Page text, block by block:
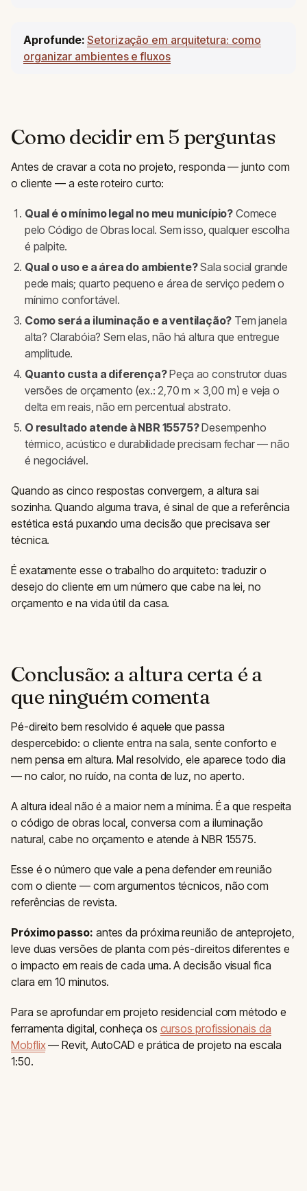
Aprofunde:Setorização em arquitetura: como
organizar ambientes e fluxos
Como decidir em 5 perguntas
Antes de cravar a cota no projeto, responda — junto com
o cliente — a este roteiro curto:
Qual é o mínimo legal no meu município? Comece
pelo Código de Obras local. Sem isso, qualquer escolha
é palpite.
Qual o uso e a área do ambiente?Sala social grande
pede mais; quarto pequeno e área de serviço pedem o
mínimo confortável.
Como será a iluminação e a ventilação? Tem janela
alta? Clarabóia? Sem elas, não há altura que entregue
amplitude.
Quanto custa a diferença?Peça ao construtor duas
versões de orçamento (ex.: 2,70 m × 3,00 m) e veja o
delta em reais, não em percentual abstrato.
O resultado atende à NBR 15575?Desempenho
térmico, acústico e durabilidade precisam fechar — não
é negociável.
Quando as cinco respostas convergem, a altura sai
sozinha. Quando alguma trava, é sinal de que a referência
estética está puxando uma decisão que precisava ser
técnica.
É exatamente esse o trabalho do arquiteto: traduzir o
desejo do cliente em um número que cabe na lei, no
orçamento e na vida útil da casa.
Conclusão: a altura certa é a
que ninguém comenta
Pé-direito bem resolvido é aquele que passa
despercebido: o cliente entra na sala, sente conforto e
nem pensa em altura. Mal resolvido, ele aparece todo dia
— no calor, no ruído, na conta de luz, no aperto.
A altura ideal não é a maior nem a mínima. É a que respeita
o código de obras local, conversa com a iluminação
natural, cabe no orçamento e atende à NBR 15575.
Esse é o número que vale a pena defender em reunião
com o cliente — com argumentos técnicos, não com
referências de revista.
Próximo passo: antes da próxima reunião de anteprojeto,
leve duas versões de planta com pés-direitos diferentes e
o impacto em reais de cada uma. A decisão visual fica
clara em 10 minutos.
Para se aprofundar em projeto residencial com método e
ferramenta digital, conheça os cursos profissionais da
Mobflix— Revit, AutoCAD e prática de projeto na escala
1:50.